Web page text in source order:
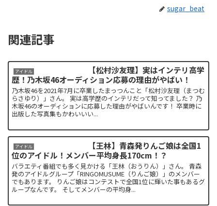
sugar_beat
関連記事
アイドル
【松村沙友理】実はインテリ高学
歴！乃木坂46オーディション応募の理由がやばい！
乃木坂46を2021年7月に卒業したまっつんこと「松村沙友理（まつむ
らさゆり）」さん。 実は高学歴のインテリだって知ってました？ 乃
木坂46のオーディションに応募した理由がやばいんです！ 卒業時に
出版した写真集もかわいいい...
アイドル
【王林】青森発りんご娘は全国1
位のアイドル！メンバー平均身長170cm！？
バラエティ番組でも多く見かける「王林（おうりん）」さん。 青森
発のアイドルグループ「RINGOMUSUME（りんご娘）」のメンバー
でもあります。 りんご娘はコンテストで全国1位に輝いた事もあるグ
ループなんです。 そしてメンバーの平均身...